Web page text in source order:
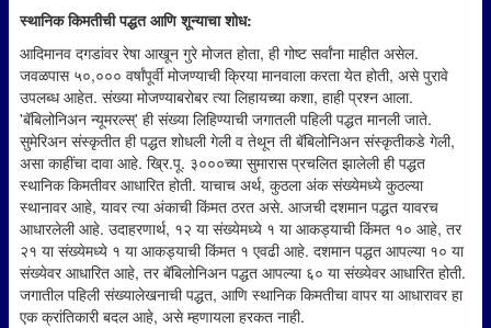
स्थानिक किमतीची पद्धत आणि शून्याचा शोध:
आदिमानव दगडांवर रेषा आखून गुरे मोजत होता, ही गोष्ट सर्वांना माहीत असेल.
जवळपास ५०,००० वर्षांपूर्वी मोजण्याची क्रिया मानवाला करता येत होती, असे पुरावे
उपलब्ध आहेत. संख्या मोजण्याबरोबर त्या लिहायच्या कशा, हाही प्रश्न आला.
'बॅबिलोनिअन न्यूमरल्स्' ही संख्या लिहिण्याची जगातली पहिली पद्धत मानली जाते.
सुमेरिअन संस्कृतीत ही पद्धत शोधली गेली व तेथून ती बॅबिलोनिअन संस्कृतीकडे गेली,
असा काहींचा दावा आहे. ख्रि.पू. ३०००च्या सुमारास प्रचलित झालेली ही पद्धत
स्थानिक किमतीवर आधारित होती. याचाच अर्थ, कुठला अंक संख्येमध्ये कुठल्या
स्थानावर आहे, यावर त्या अंकाची किंमत ठरत असे. आजची दशमान पद्धत यावरच
आधारलेली आहे. उदाहरणार्थ, १२ या संख्येमध्ये १ या आकड्याची किंमत १० आहे, तर
२१ या संख्येमध्ये १ या आकड्याची किंमत १ एवढी आहे. दशमान पद्धत आपल्या १० या
संख्येवर आधारित आहे, तर बॅबिलोनिअन पद्धत आपल्या ६० या संख्येवर आधारित होती.
जगातील पहिली संख्यालेखनाची पद्धत, आणि स्थानिक किमतीचा वापर या आधारावर हा
एक क्रांतिकारी बदल आहे, असे म्हणायला हरकत नाही.